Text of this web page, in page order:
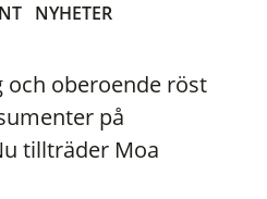
NYHETER
och oberoende röst
på
tillträder Moa